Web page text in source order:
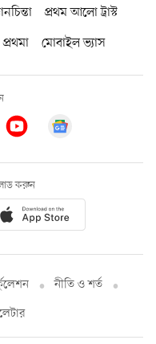
প্রথম আলো ট্রাস্ট
প্রথমা মোবাইল ভ্যাস
করুন
নীতি ও শর্ত